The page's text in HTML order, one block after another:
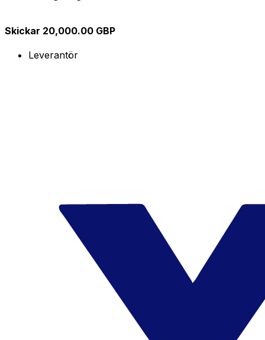
Skickar 20,000.00 GBP
Leverantör